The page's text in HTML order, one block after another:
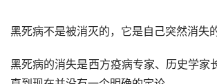
黑死病不是被消灭的，它是自己突然消失的
黑死病的消失是西方疫病专家、历史学家